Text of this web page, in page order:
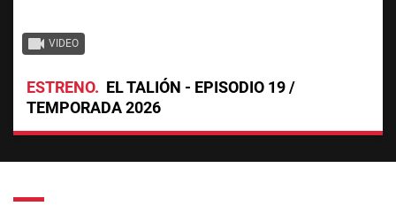
VIDEO
ESTRENO
EL TALIÓN - EPISODIO 19 /
TEMPORADA 2026